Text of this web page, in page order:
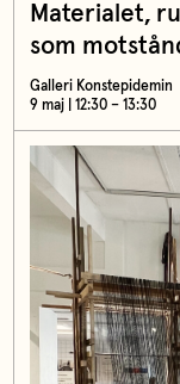
Materialet,
som
Galleri Konstepidemin
9 maj | 12:30 – 13:30